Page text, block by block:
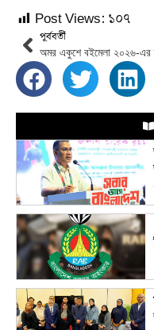
Post Views: ১০৭
পূর্ববর্তী